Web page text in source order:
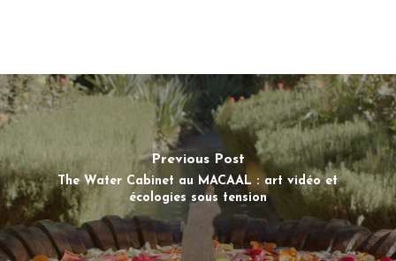
Previous Post
The Water Cabinet au MACAAL : art vidéo et
écologies sous tension